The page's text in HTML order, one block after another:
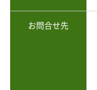
お問合せ先